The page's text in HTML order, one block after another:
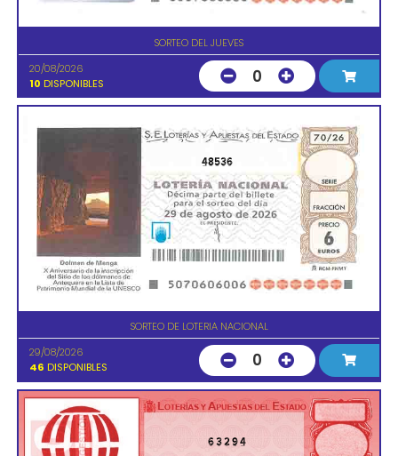
SORTEO DEL JUEVES
20/08/2026
10 DISPONIBLES 0
48536
SORTEO DE LOTERIA NACIONAL
29/08/2026
46 DISPONIBLES 0
63294